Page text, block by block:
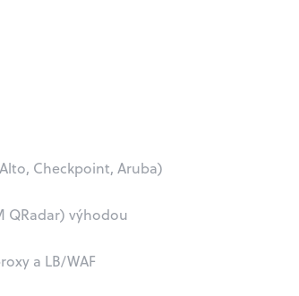
Checkpoint, Aruba)
QRadar) výhodou
a LB/WAF